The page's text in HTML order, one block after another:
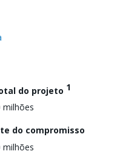
do projeto 1
milhões
do compromisso
milhões